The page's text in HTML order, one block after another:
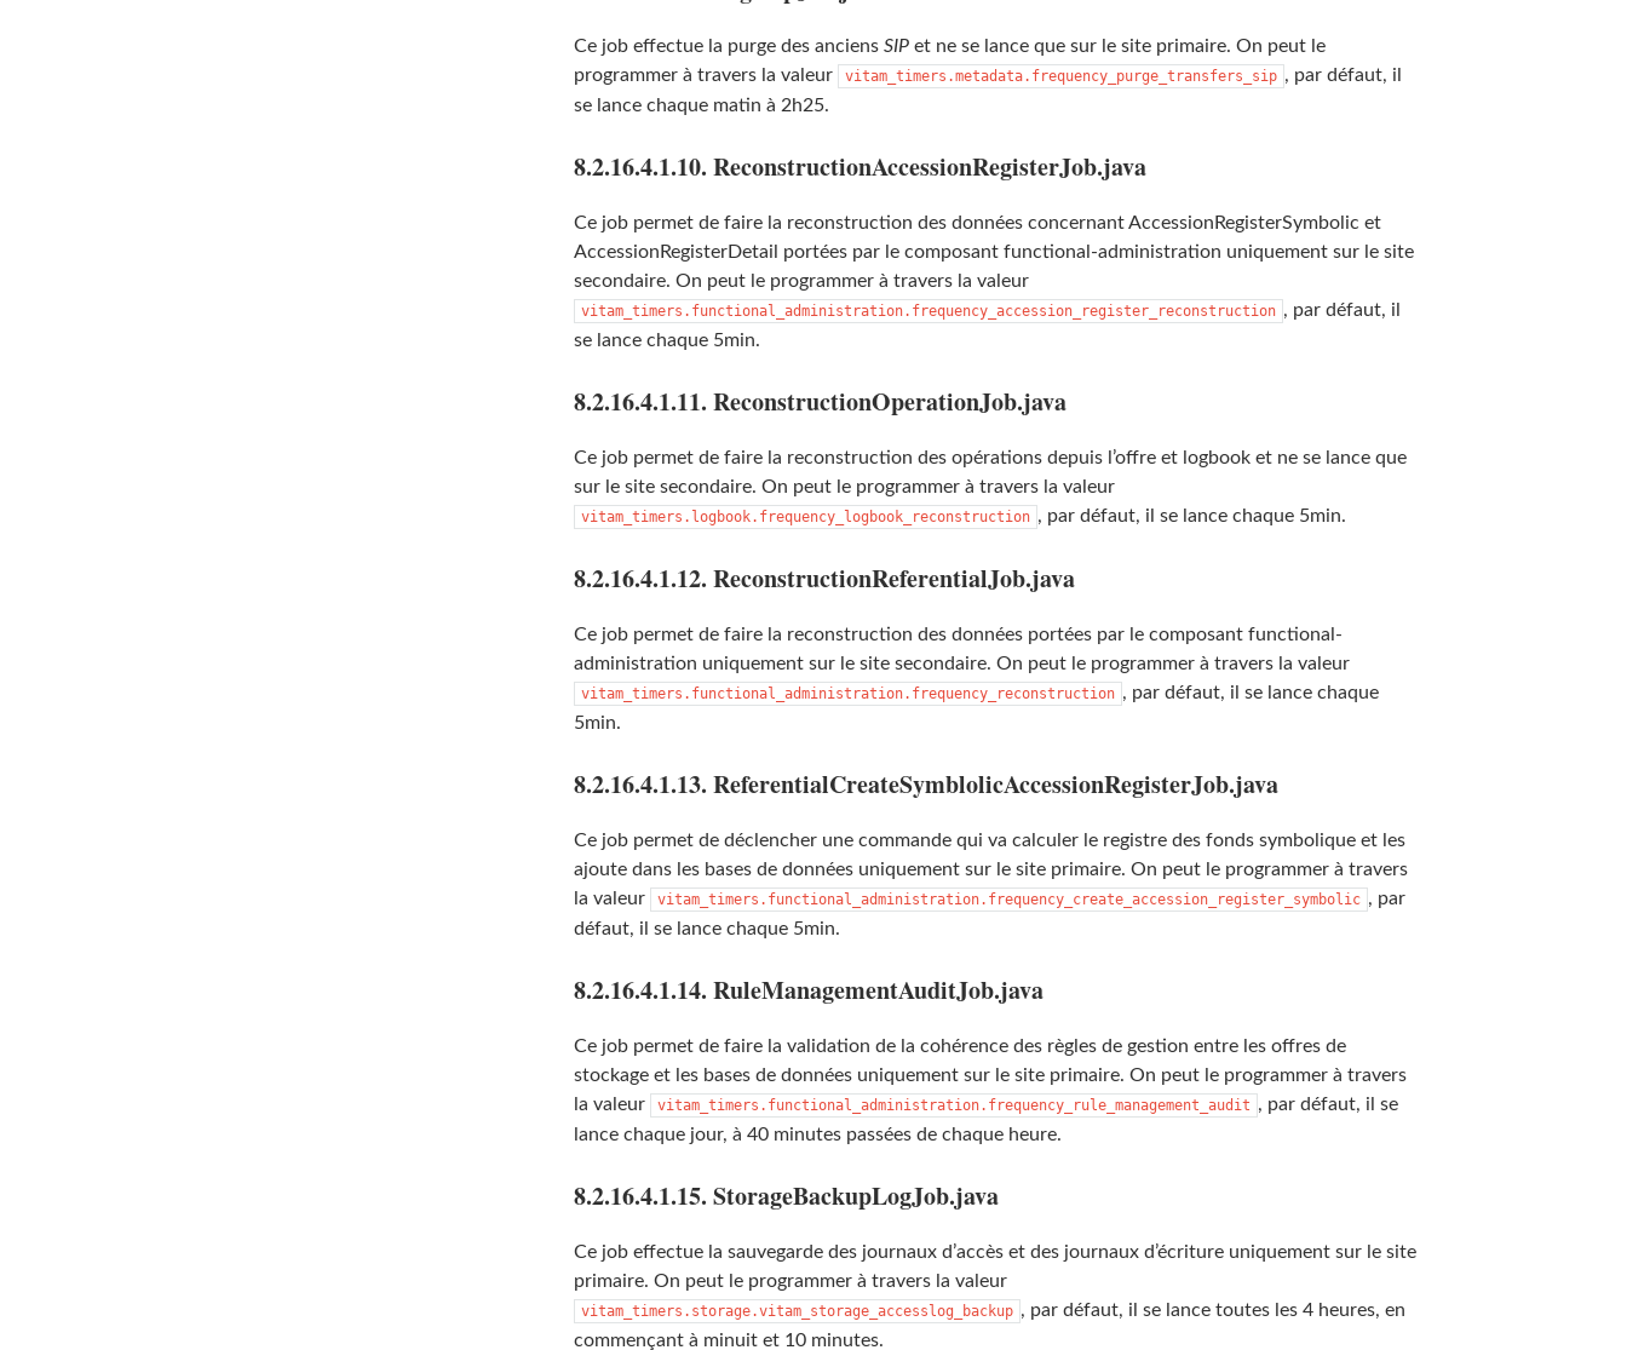
Ce job effectue la purge des anciens SIPet ne se lance que sur le site primaire. On peut le
programmer à travers la valeur
vitam_timers.metadata.frequency_purge_transfers_sip , par défaut, il
se lance chaque matin à 2h25.
8.2.16.4.1.10. ReconstructionAccessionRegisterJob.java
Ce job permet de faire la reconstruction des données concernant AccessionRegisterSymbolic et
AccessionRegisterDetail portées par le composant functional-administration uniquement sur le site
secondaire. On peut le programmer à travers la valeur
vitam_timers.functional_administration.frequency_accession_register_reconstruction , par défaut, il
se lance chaque 5min.
8.2.16.4.1.11. ReconstructionOperationJob.java
Ce job permet de faire la reconstruction des opérations depuis l’offre et logbook et ne se lance que
sur le site secondaire. On peut le programmer à travers la valeur
vitam_timers.logbook.frequency_logbook_reconstruction , par défaut, il se lance chaque 5min.
8.2.16.4.1.12. ReconstructionReferentialJob.java
Ce job permet de faire la reconstruction des données portées par le composant functional-
administration uniquement sur le site secondaire. On peut le programmer à travers la valeur
vitam_timers.functional_administration.frequency_reconstruction , par défaut, il se lance chaque
5min.
8.2.16.4.1.13. ReferentialCreateSymblolicAccessionRegisterJob.java
Ce job permet de déclencher une commande qui va calculer le registre des fonds symbolique et les
ajoute dans les bases de données uniquement sur le site primaire. On peut le programmer à travers
la valeur
vitam_timers.functional_administration.frequency_create_accession_register_symbolic , par
défaut, il se lance chaque 5min.
8.2.16.4.1.14. RuleManagementAuditJob.java
Ce job permet de faire la validation de la cohérence des règles de gestion entre les offres de
stockage et les bases de données uniquement sur le site primaire. On peut le programmer à travers
la valeur
vitam_timers.functional_administration.frequency_rule_management_audit , par défaut, il se
lance chaque jour, à 40 minutes passées de chaque heure.
8.2.16.4.1.15. StorageBackupLogJob.java
Ce job effectue la sauvegarde des journaux d’accès et des journaux d’écriture uniquement sur le site
primaire. On peut le programmer à travers la valeur
vitam_timers.storage.vitam_storage_accesslog_backup , par défaut, il se lance toutes les 4 heures, en
commençant à minuit et 10 minutes.